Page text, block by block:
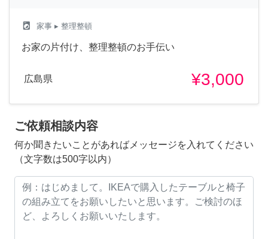
local_laundry_service 家事 ▸ 整理整頓
お家の片付け、整理整頓のお手伝い
広島県 ¥3,000
ご依頼相談内容
何か聞きたいことがあればメッセージを入れてください
（文字数は500字以内）